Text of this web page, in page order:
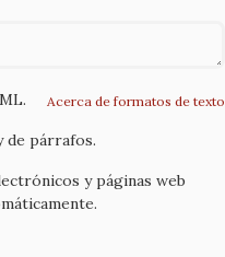
Acerca de formatos de texto
de párrafos.
y páginas web